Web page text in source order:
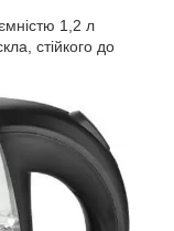
1,2 л
стійкого до